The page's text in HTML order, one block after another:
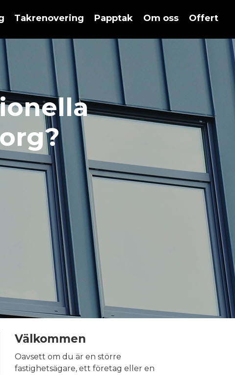
Takrenovering Papptak Om oss Offert
Välkommen
Oavsett om du är en större
fastighetsägare, ett företag eller en